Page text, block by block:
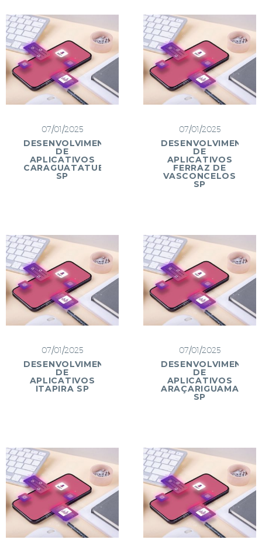
07/01/2025
DESENVOLVIMENTO
DE
APLICATIVOS
CARAGUATATUBA
SP
07/01/2025
DESENVOLVIMENTO
DE
APLICATIVOS
FERRAZ DE
VASCONCELOS
SP
07/01/2025
DESENVOLVIMENTO
DE
APLICATIVOS
ITAPIRA SP
07/01/2025
DESENVOLVIMENTO
DE
APLICATIVOS
ARAÇARIGUAMA
SP